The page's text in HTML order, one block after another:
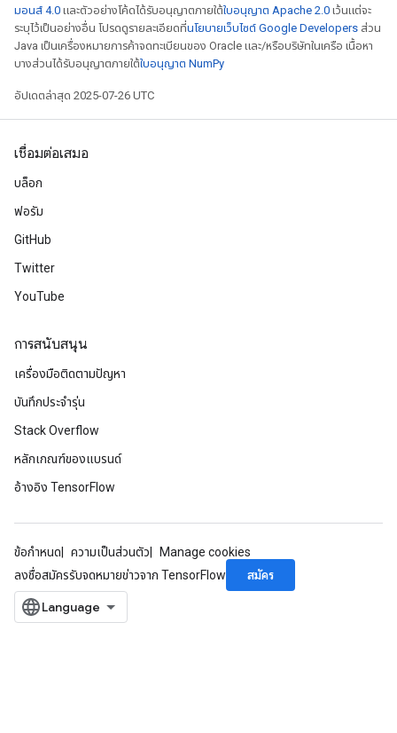
มอนส์ 4.0 และตัวอย่างโค้ดได้รับอนุญาตภายใต้ใบอนุญาต Apache 2.0 เว้นแต่จะ
ระบุไว้เป็นอย่างอื่น โปรดดูรายละเอียดที่นโยบายเว็บไซต์ Google Developers ส่วน
Java เป็นเครื่องหมายการค้าจดทะเบียนของ Oracle และ/หรือบริษัทในเครือ เนื้อหา
บางส่วนได้รับอนุญาตภายใต้ใบอนุญาต NumPy
อัปเดตล่าสุด 2025-07-26 UTC
เชื่อมต่อเสมอ
บล็อก
ฟอรัม
GitHub
Twitter
YouTube
การสนับสนุน
เครื่องมือติดตามปัญหา
บันทึกประจำรุ่น
Stack Overflow
หลักเกณฑ์ของแบรนด์
อ้างอิง TensorFlow
ข้อกำหนด ความเป็นส่วนตัว
Manage cookies
ลงชื่อสมัครรับจดหมายข่าวจาก TensorFlow
สมัคร